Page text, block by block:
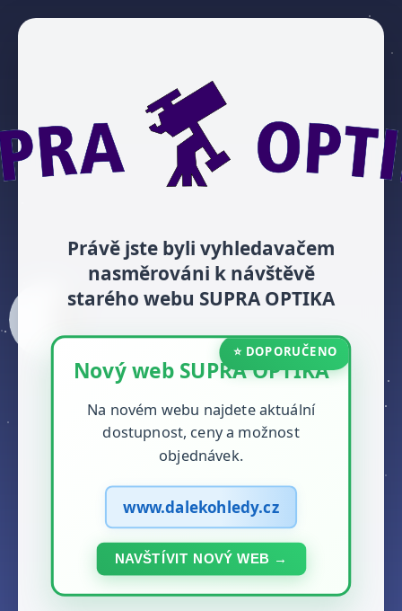
Právě jste byli vyhledavačem
nasměrováni k návštěvě
starého webu SUPRA OPTIKA
⭐ DOPORUČENO
Nový web SUPRA OPTIKA
Na novém webu najdete aktuální
dostupnost, ceny a možnost
objednávek.
www.dalekohledy.cz
NAVŠTÍVIT NOVÝ WEB →